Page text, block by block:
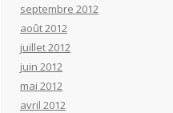
septembre 2012
août 2012
juillet 2012
juin 2012
mai 2012
avril 2012